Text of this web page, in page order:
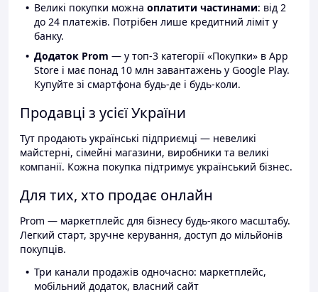
Великі покупки можна оплатити частинами: від 2
до 24 платежів. Потрібен лише кредитний ліміт у
банку.
Додаток Prom — у топ-3 категорії «Покупки» в App
Store і має понад 10 млн завантажень у Google Play.
Купуйте зі смартфона будь-де і будь-коли.
Продавці з усієї України
Тут продають українські підприємці — невеликі
майстерні, сімейні магазини, виробники та великі
компанії. Кожна покупка підтримує український бізнес.
Для тих, хто продає онлайн
Prom — маркетплейс для бізнесу будь-якого масштабу.
Легкий старт, зручне керування, доступ до мільйонів
покупців.
Три канали продажів одночасно: маркетплейс,
мобільний додаток, власний сайт